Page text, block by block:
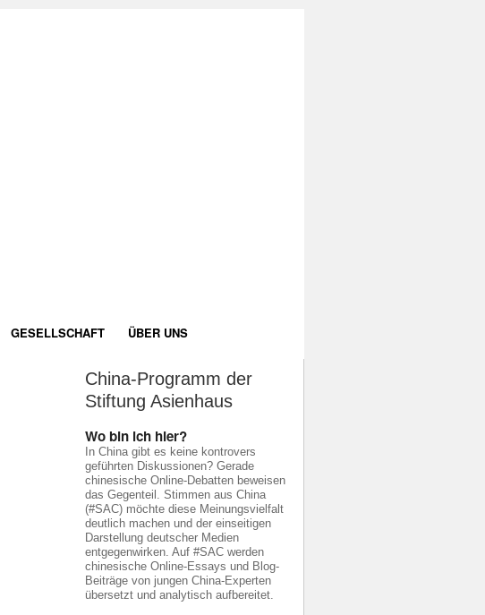
GESELLSCHAFT ÜBER UNS
China-Programm der
Stiftung Asienhaus
Wo bin ich hier?
In China gibt es keine kontrovers
geführten Diskussionen? Gerade
chinesische Online-Debatten beweisen
das Gegenteil. Stimmen aus China
(#SAC) möchte diese Meinungsvielfalt
deutlich machen und der einseitigen
Darstellung deutscher Medien
entgegenwirken. Auf #SAC werden
chinesische Online-Essays und Blog-
Beiträge von jungen China-Experten
übersetzt und analytisch aufbereitet.